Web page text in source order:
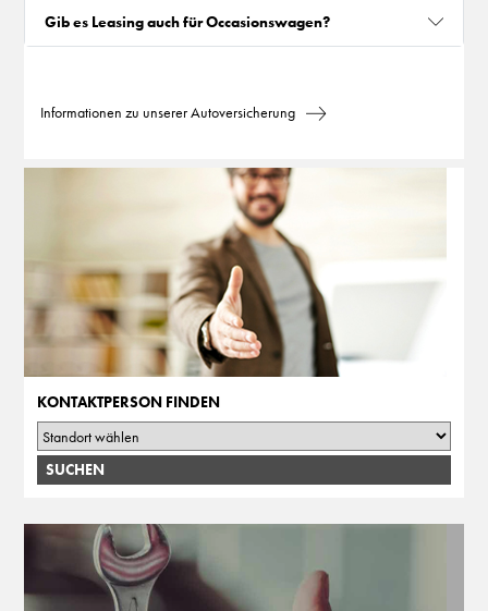
Gib es Leasing auch für Occasionswagen?
Informationen zu unserer Autoversicherung
KONTAKTPERSON FINDEN